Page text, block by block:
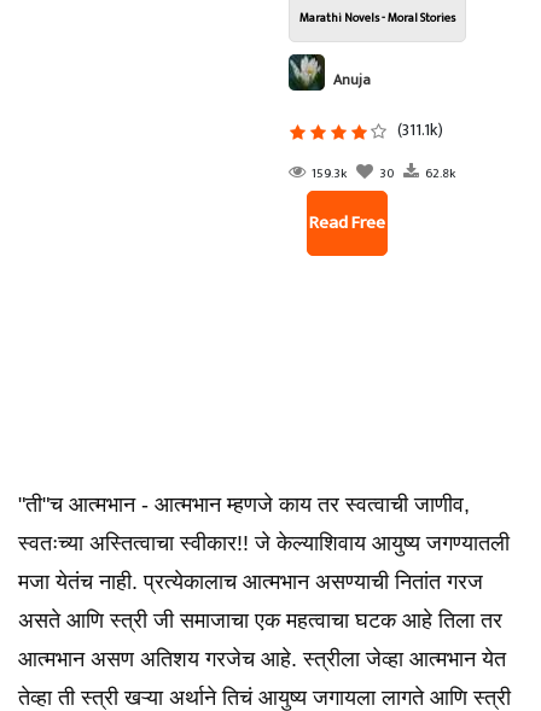
Marathi Novels - Moral Stories
Anuja
(311.1k)
159.3k 30 62.8k
Read Free
"ती"च आत्मभान - आत्मभान म्हणजे काय तर स्वत्वाची जाणीव,
स्वतःच्या अस्तित्वाचा स्वीकार!! जे केल्याशिवाय आयुष्य जगण्यातली
मजा येतंच नाही. प्रत्येकालाच आत्मभान असण्याची नितांत गरज
असते आणि स्त्री जी समाजाचा एक महत्वाचा घटक आहे तिला तर
आत्मभान असण अतिशय गरजेच आहे. स्त्रीला जेव्हा आत्मभान येत
तेव्हा ती स्त्री खऱ्या अर्थाने तिचं आयुष्य जगायला लागते आणि स्त्री